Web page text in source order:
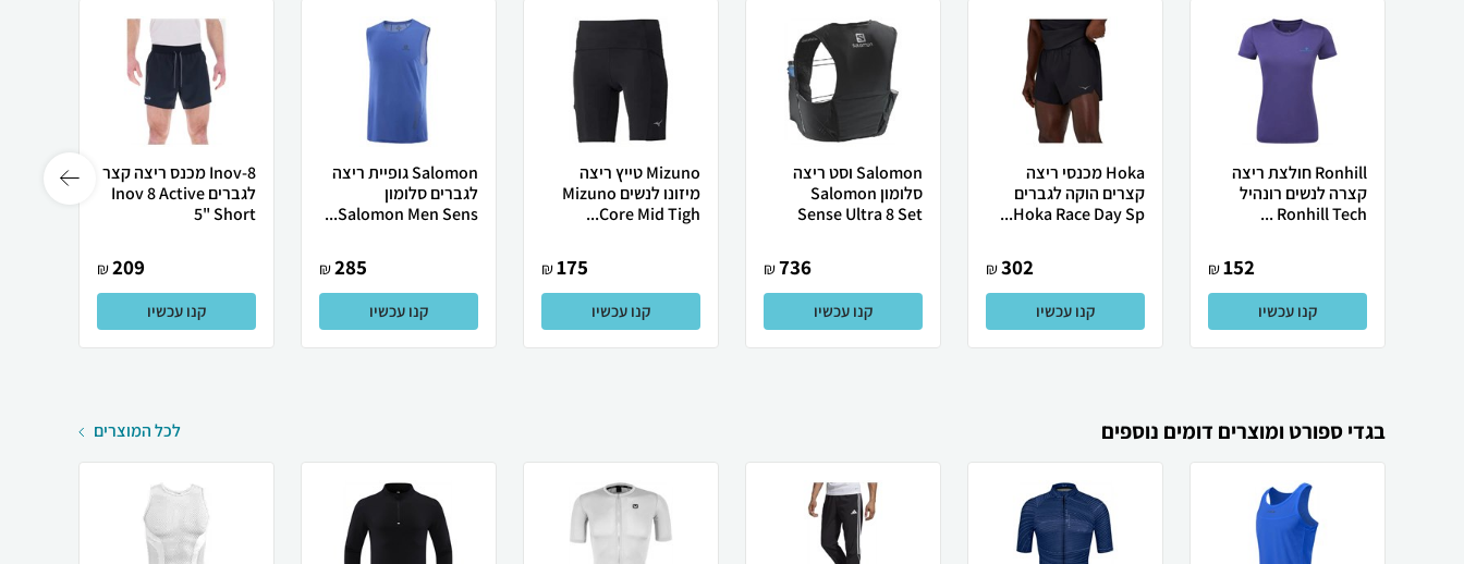
Ronhill חולצת ריצה
קצרה לנשים רונהיל
Ronhill Tech ...
152
₪
קנו עכשיו
Hoka מכנסי ריצה
קצרים הוקה לגברים
Hoka Race Day Sp...
302
₪
קנו עכשיו
Salomon וסט ריצה
סלומון Salomon
Sense Ultra 8 Set
736
₪
קנו עכשיו
Mizuno טייץ ריצה
מיזונו לנשים Mizuno
Core Mid Tigh...
175
₪
קנו עכשיו
Salomon גופיית ריצה
לגברים סלומון
Salomon Men Sens...
285
₪
קנו עכשיו
Inov-8 מכנס ריצה קצר
לגברים Inov 8 Active
5" Short
209
₪
קנו עכשיו
בגדי ספורט ומוצרים דומים נוספים לכל המוצרים